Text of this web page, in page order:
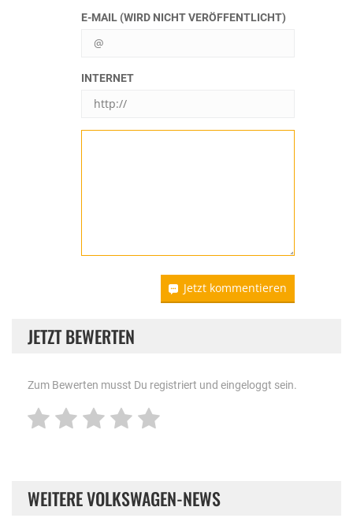
E-MAIL (WIRD NICHT VERÖFFENTLICHT)
INTERNET
Jetzt kommentieren
JETZT BEWERTEN
Zum Bewerten musst Du registriert und eingeloggt sein.
WEITERE VOLKSWAGEN-NEWS